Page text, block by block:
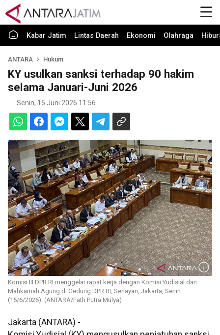
Kabar Jatim Lintas Daerah Ekonomi Olahraga
ANTARA Hukum
KY usulkan sanksi terhadap 90 hakim
selama Januari-Juni 2026
Senin, 15 Juni 2026 11:56
Komisi III DPR RI menggelar rapat kerja dengan Komisi Yudisial dan
Mahkamah Agung di Gedung DPR RI, Senayan, Jakarta, Senin
(15/6/2026). (ANTARA/Fath Putra Mulya)
Jakarta (ANTARA) -